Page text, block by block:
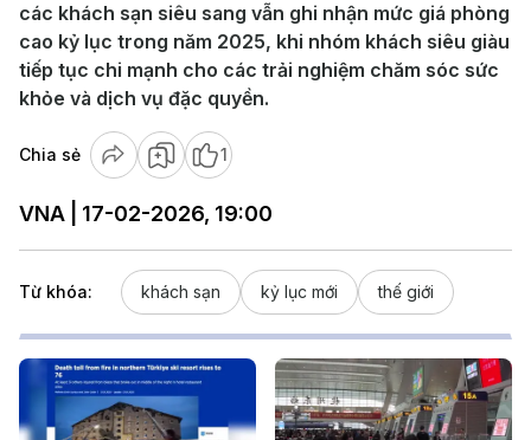
các khách sạn siêu sang vẫn ghi nhận mức giá phòng
cao kỷ lục trong năm 2025, khi nhóm khách siêu giàu
tiếp tục chi mạnh cho các trải nghiệm chăm sóc sức
khỏe và dịch vụ đặc quyền.
Chia sẻ 1
VNA | 17-02-2026, 19:00
Từ khóa: khách sạn kỷ lục mới thế giới